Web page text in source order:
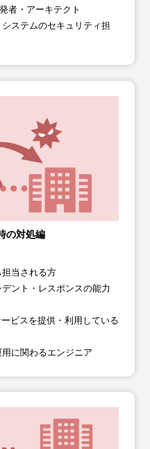
者・アーキテクト
ステムの​セキュリティ担
の対処編
当される方
ント・レスポンスの能力
ビスを提供・利用している
に関わるエンジニア